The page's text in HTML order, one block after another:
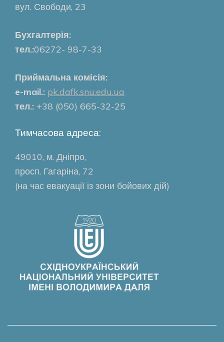
вул. Свободи, 23
Бухгалтерія:
тел.:06272- 98-7-33
Приймальна комісія:
e-mail.: pk.dafk.snu.edu.ua
тел.: +38 (050) 665-32-25
Тимчасова адреса:
49010, м. Дніпро,
просп. Гагаріна, 72
(на час евакуації із зони бойових дій)